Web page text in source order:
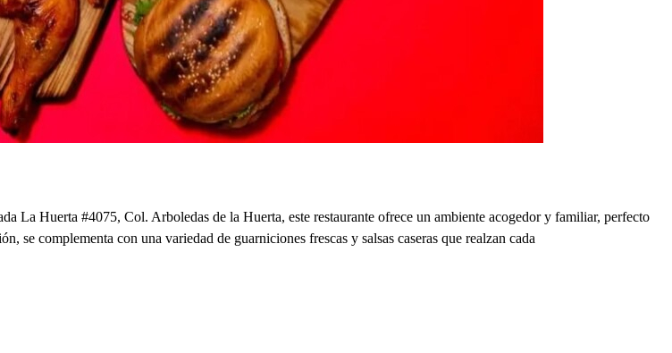
La Huerta #4075, Col. Arboledas de la Huerta, este restaurante ofrece un ambiente acogedor y familiar, perfecto
se complementa con una variedad de guarniciones frescas y salsas caseras que realzan cada